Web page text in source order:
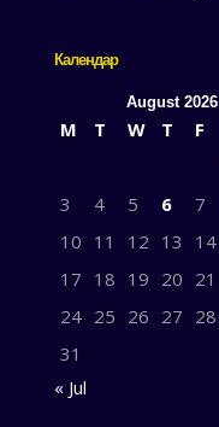
Календар
August 2026
M T W T F
3
4 5 6 7
10 11 12 13 14
17 18 19 20 21
24 25 26 27 28
31
« Jul